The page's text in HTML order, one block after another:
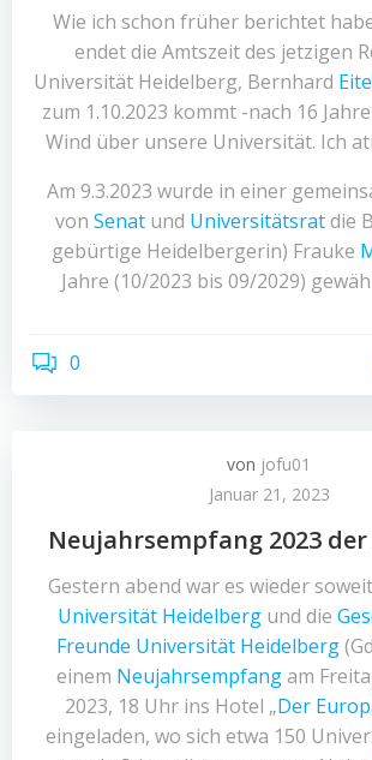
Wie ich schon früher berichtet
endet die Amtszeit des jetzigen
Universität Heidelberg, Bernhard
zum 1.10.2023 kommt -nach 16
Wind über unsere Universität. Ich
Am 9.3.2023 wurde in einer
von Senat und Universitätsratdie
gebürtige Heidelbergerin) Frauke
Jahre (10/2023 bis 09/2029)
0
von jofu01
Januar 21, 2023
Neujahrsempfang 2023 der
Gestern abend war es wieder
Universität Heidelbergund die
Freunde Universität Heidelberg
einem Neujahrsempfangam
2023, 18 Uhr ins Hotel „Der
eingeladen, wo sich etwa 150